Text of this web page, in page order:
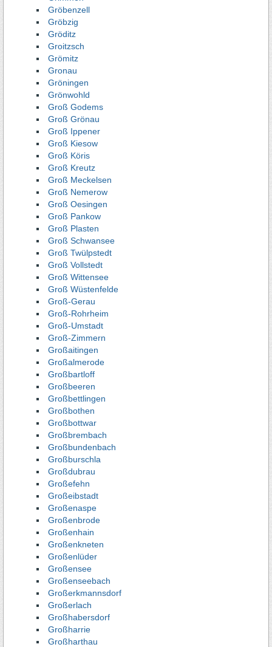
Gröbenzell
Gröbzig
Gröditz
Groitzsch
Grömitz
Gronau
Gröningen
Grönwohld
Groß Godems
Groß Grönau
Groß Ippener
Groß Kiesow
Groß Köris
Groß Kreutz
Groß Meckelsen
Groß Nemerow
Groß Oesingen
Groß Pankow
Groß Plasten
Groß Schwansee
Groß Twülpstedt
Groß Vollstedt
Groß Wittensee
Groß Wüstenfelde
Groß-Gerau
Groß-Rohrheim
Groß-Umstadt
Groß-Zimmern
Großaitingen
Großalmerode
Großbartloff
Großbeeren
Großbettlingen
Großbothen
Großbottwar
Großbrembach
Großbundenbach
Großburschla
Großdubrau
Großefehn
Großeibstadt
Großenaspe
Großenbrode
Großenhain
Großenkneten
Großenlüder
Großensee
Großenseebach
Großerkmannsdorf
Großerlach
Großhabersdorf
Großharrie
Großharthau